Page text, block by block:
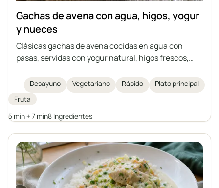
Gachas de avena con agua, higos, yogur
y nueces
Clásicas gachas de avena cocidas en agua con
pasas, servidas con yogur natural, higos frescos,
desayuno o cena rápido, saludable y ligero. Cada
uno puede enriquecer las gachas con sus frutas
favoritas o sustitutos para crear su propia versión de
este clásico desayuno.
Desayuno Vegetariano Rápido
Plato principal
Fruta
5 min + 7 min8 Ingredientes